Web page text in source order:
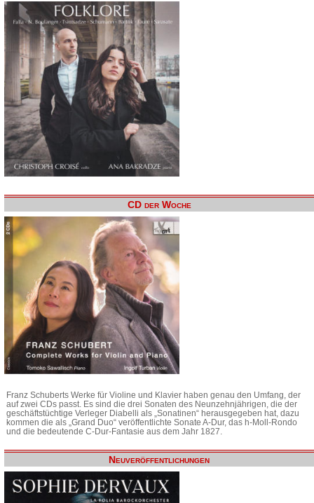
CD der Woche
Franz Schuberts Werke für Violine und Klavier haben genau den Umfang, der
auf zwei CDs passt. Es sind die drei Sonaten des Neunzehnjährigen, die der
geschäftstüchtige Verleger Diabelli als „Sonatinen“ herausgegeben hat, dazu
kommen die als „Grand Duo“ veröffentlichte Sonate A-Dur, das h-Moll-Rondo
und die bedeutende C-Dur-Fantasie aus dem Jahr 1827.
Neuveröffentlichungen